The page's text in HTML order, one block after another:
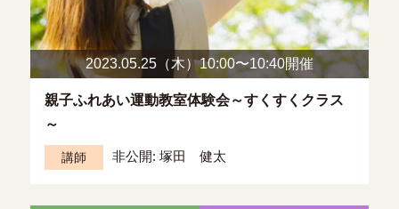
2023.05.25（木）10:00〜10:40開催
親子ふれあい運動教室体験会～すくすくクラス
～
講師 非公開: 塚田 健太